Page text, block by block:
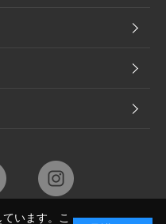
います。こ